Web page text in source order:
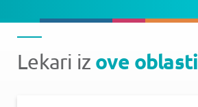
Lekari iz ove oblasti